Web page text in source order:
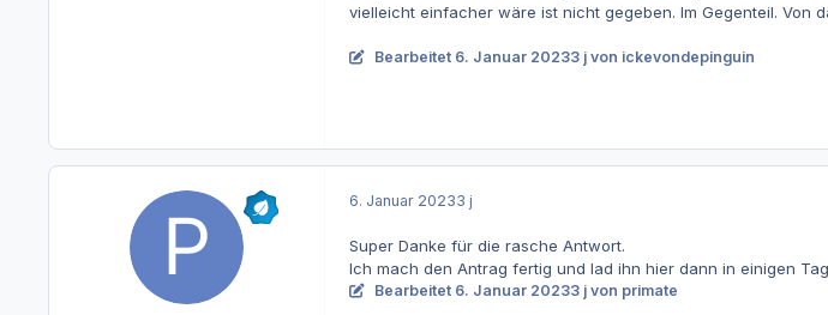
vielleicht einfacher wäre ist nicht gegeben. Im Gegenteil. Von
Bearbeitet 6. Januar 20233 jvon ickevondepinguin
6. Januar 20233 j
Super Danke für die rasche Antwort.
Ich mach den Antrag fertig und lad ihn hier dann in einigen
Bearbeitet 6. Januar 20233 jvon primate